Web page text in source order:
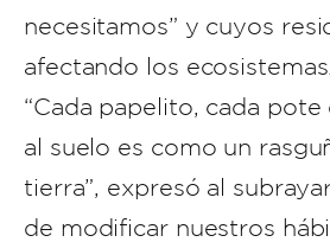
necesitamos” y cuyos
afectando los ecosistemas.
“Cada papelito, cada pote
al suelo es como un
tierra”, expresó al
de modificar nuestros